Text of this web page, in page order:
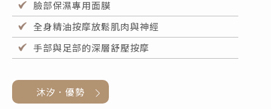
臉部保濕專用面膜
全身精油按摩放鬆肌肉與神經
手部與足部的深層舒壓按摩
沐汐．優勢